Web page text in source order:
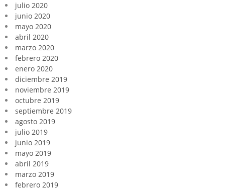
julio 2020
junio 2020
mayo 2020
abril 2020
marzo 2020
febrero 2020
enero 2020
diciembre 2019
noviembre 2019
octubre 2019
septiembre 2019
agosto 2019
julio 2019
junio 2019
mayo 2019
abril 2019
marzo 2019
febrero 2019